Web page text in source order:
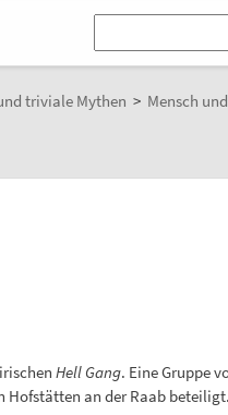
triviale Mythen > Mensch
Hell Gang. Eine Gruppe
Hofstätten an der Raab beteiligt.